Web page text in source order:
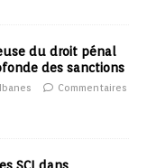
du droit pénal
des sanctions
Commentaires